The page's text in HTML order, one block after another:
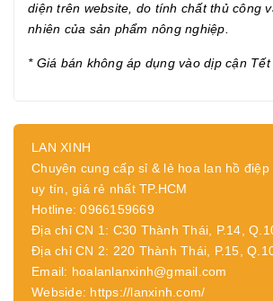
diện trên website, do tính chất thủ công
nhiên của sản phẩm nông nghiệp.
* Giá bán không áp dụng vào dịp cận
LAN XINH
Chuyên cung cấp sỉ & lẻ hoa lan hồ
uy tín, giá rẻ nhất TP.HCM
Hotline: 0966159669
Địa chỉ CN 1: C30 Thành Thái, P.14,
Địa chỉ CN 2: 220 Thành Thái, P.15,
Email: hoalanlanxinh@gmail.com
Webside: https://lanxinh.com/